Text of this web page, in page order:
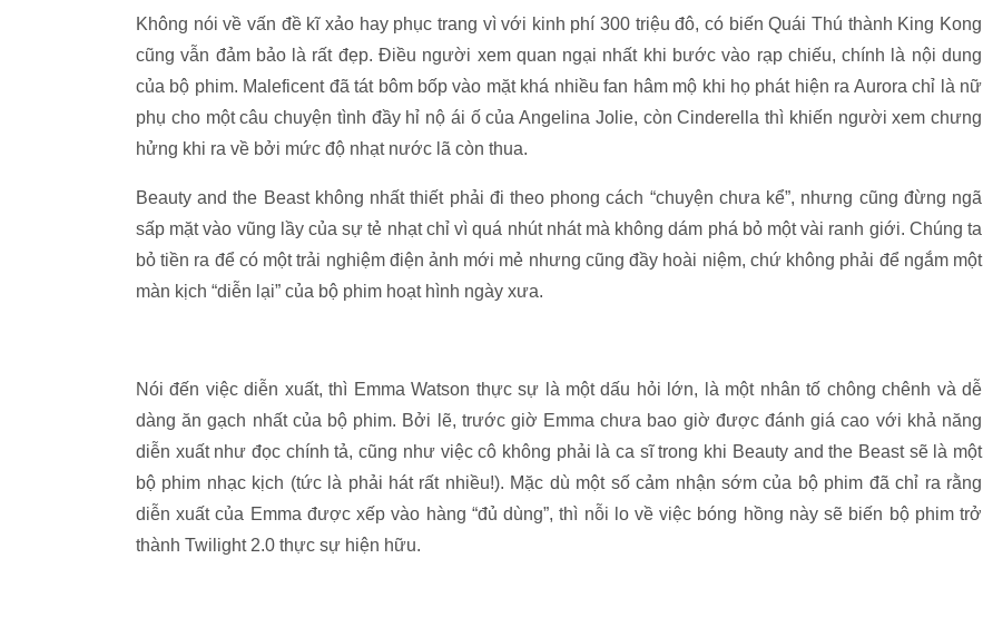
Không nói về vấn đề kĩ xảo hay phục trang vì với kinh phí 300 triệu đô, có biến Quái Thú thành King Kong
cũng vẫn đảm bảo là rất đẹp. Điều người xem quan ngại nhất khi bước vào rạp chiếu, chính là nội dung
của bộ phim. Maleficent đã tát bôm bốp vào mặt khá nhiều fan hâm mộ khi họ phát hiện ra Aurora chỉ là nữ
phụ cho một câu chuyện tình đầy hỉ nộ ái ố của Angelina Jolie, còn Cinderella thì khiến người xem chưng
hửng khi ra về bởi mức độ nhạt nước lã còn thua.
Beauty and the Beast không nhất thiết phải đi theo phong cách “chuyện chưa kể”, nhưng cũng đừng ngã
sấp mặt vào vũng lầy của sự tẻ nhạt chỉ vì quá nhút nhát mà không dám phá bỏ một vài ranh giới. Chúng ta
bỏ tiền ra để có một trải nghiệm điện ảnh mới mẻ nhưng cũng đầy hoài niệm, chứ không phải để ngắm một
màn kịch “diễn lại” của bộ phim hoạt hình ngày xưa.
Nói đến việc diễn xuất, thì Emma Watson thực sự là một dấu hỏi lớn, là một nhân tố chông chênh và dễ
dàng ăn gạch nhất của bộ phim. Bởi lẽ, trước giờ Emma chưa bao giờ được đánh giá cao với khả năng
diễn xuất như đọc chính tả, cũng như việc cô không phải là ca sĩ trong khi Beauty and the Beast sẽ là một
bộ phim nhạc kịch (tức là phải hát rất nhiều!). Mặc dù một số cảm nhận sớm của bộ phim đã chỉ ra rằng
diễn xuất của Emma được xếp vào hàng “đủ dùng”, thì nỗi lo về việc bóng hồng này sẽ biến bộ phim trở
thành Twilight 2.0 thực sự hiện hữu.